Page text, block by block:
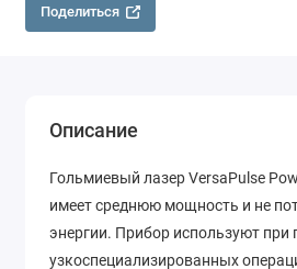
Поделиться
Описание
Гольмиевый лазер VersaPulse
имеет среднюю мощность и не
энергии. Прибор используют при
узкоспециализированных